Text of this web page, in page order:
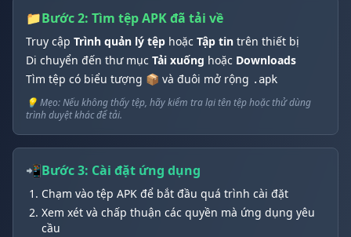
📁Bước 2: Tìm tệp APK đã tải về
Truy cập Trình quản lý tệp hoặc Tập tin trên thiết bị
Di chuyển đến thư mục Tải xuống hoặc Downloads
Tìm tệp có biểu tượng 📦 và đuôi mở rộng .apk
💡 Mẹo: Nếu không thấy tệp, hãy kiểm tra lại tên tệp hoặc thử dùng
trình duyệt khác để tải.
📲Bước 3: Cài đặt ứng dụng
Chạm vào tệp APK để bắt đầu quá trình cài đặt
Xem xét và chấp thuận các quyền mà ứng dụng yêu
cầu